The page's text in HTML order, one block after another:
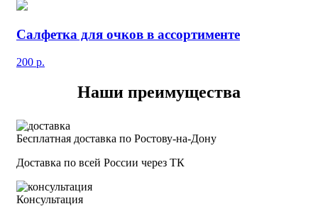
Салфетка для очков в ассортименте
200 р.
Наши преимущества
Бесплатная доставка по Ростову-на-Дону
Доставка по всей России через ТК
Консультация